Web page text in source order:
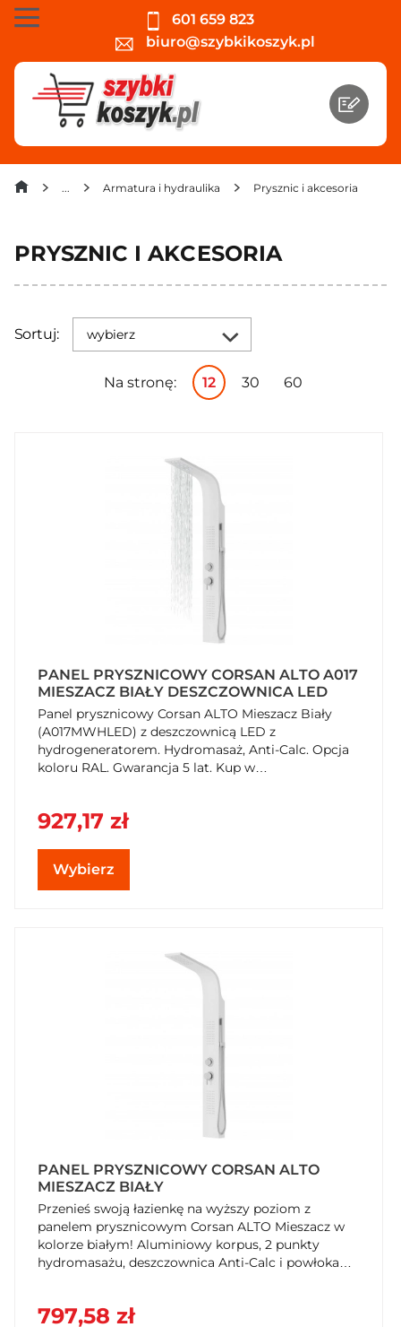
601 659 823
biuro@szybkikoszyk.pl
Armatura i hydraulika Prysznic i akcesoria
PRYSZNIC I AKCESORIA
Sortuj: wybierz
Na stronę: 12 30 60
PANEL PRYSZNICOWY CORSAN ALTO A017
MIESZACZ BIAŁY DESZCZOWNICA LED
Panel prysznicowy Corsan ALTO Mieszacz Biały
(A017MWHLED) z deszczownicą LED z
hydrogeneratorem. Hydromasaż, Anti-Calc. Opcja
koloru RAL. Gwarancja 5 lat. Kup w
927,17 zł
Wybierz
PANEL PRYSZNICOWY CORSAN ALTO
MIESZACZ BIAŁY
Przenieś swoją łazienkę na wyższy poziom z
panelem prysznicowym Corsan ALTO Mieszacz w
kolorze białym! Aluminiowy korpus, 2 punkty
hydromasażu, deszczownica Anti-Calc i powłoka
797,58 zł